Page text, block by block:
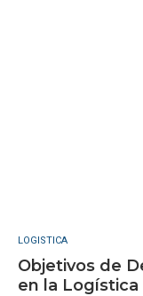
LOGISTICA
Objetivos de
en la Logística